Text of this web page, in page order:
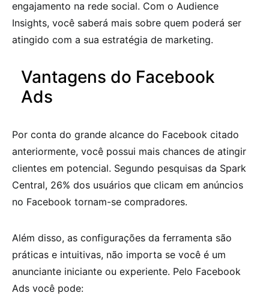
engajamento na rede social. Com o Audience
Insights, você saberá mais sobre quem poderá ser
atingido com a sua estratégia de marketing.
Vantagens do Facebook
Ads
Por conta do grande alcance do Facebook citado
anteriormente, você possui mais chances de atingir
clientes em potencial. Segundo pesquisas da Spark
Central, 26% dos usuários que clicam em anúncios
no Facebook tornam-se compradores.
Além disso, as configurações da ferramenta são
práticas e intuitivas, não importa se você é um
anunciante iniciante ou experiente. Pelo Facebook
Ads você pode: